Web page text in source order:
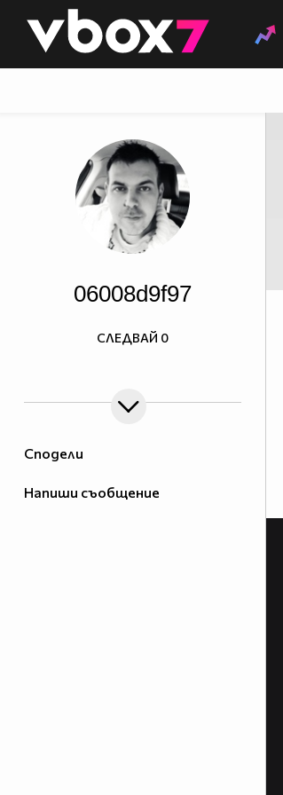
👾
Сподели
Напиши съобщение
06008d9f97
СЛЕДВАЙ 0